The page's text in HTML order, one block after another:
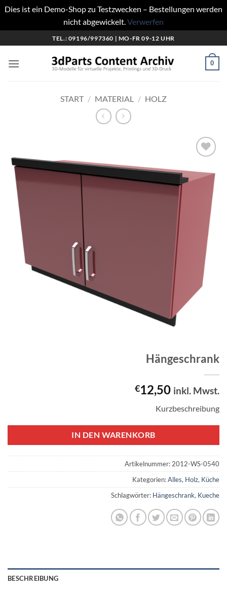
Dies ist ein Demo-Shop zu Testzwecken – Bestellungen werden
nicht abgewickelt.Verwerfen
Inhalt
springen
TEL.: 09196/997360 | MO-FR 09-12 UHR
0
START / MATERIAL / HOLZ
wishlist
Hängeschrank
€12,50 inkl. Mwst.
Kurzbeschreibung
IN DEN WARENKORB
Artikelnummer: 2012-WS-0540
Kategorien:Alles, Holz, Küche
Schlagwörter: Hängeschrank, Kueche
BESCHREIBUNG